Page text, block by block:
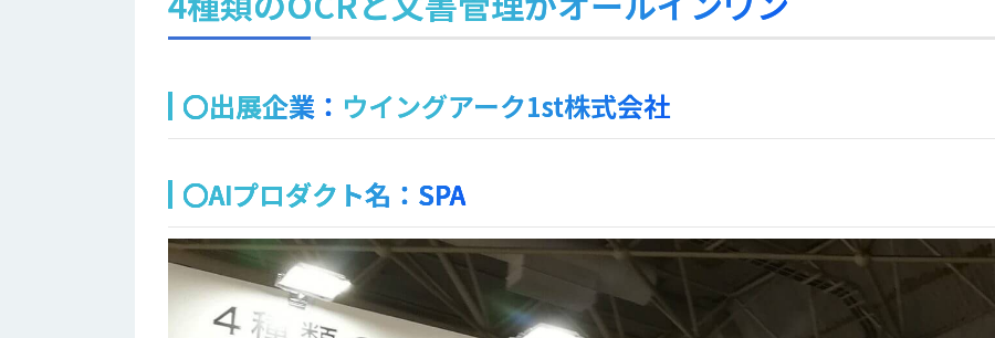
〇出展企業： ウイングアーク1st株式会社
〇AIプロダクト名：SPA